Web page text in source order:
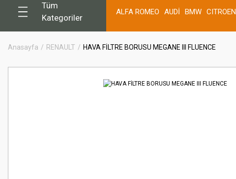
Tüm
Kategoriler
ALFA ROMEO AUDİ BMW CITROEN
Anasayfa RENAULT HAVA FİLTRE BORUSU MEGANE III FLUENCE